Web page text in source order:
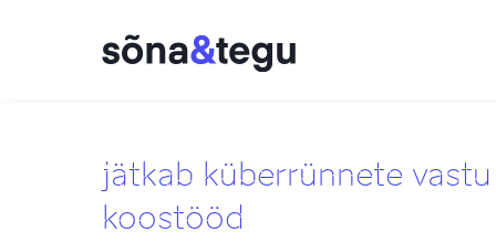
jätkab küberrünnete
koostööd